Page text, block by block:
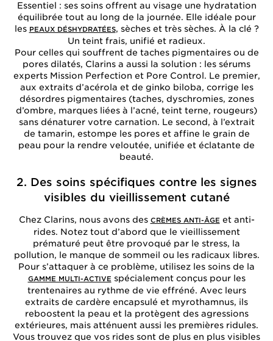
Essentiel : ses soins offrent au visage une hydratation
équilibrée tout au long de la journée. Elle idéale pour
les PEAUX DÉSHYDRATÉES, sèches et très sèches. À la clé ?
Un teint frais, unifié et radieux.
Pour celles qui souffrent de taches pigmentaires ou de
pores dilatés, Clarins a aussi la solution : les sérums
experts Mission Perfection et Pore Control. Le premier,
aux extraits d’acérola et de ginko biloba, corrige les
désordres pigmentaires (taches, dyschromies, zones
d’ombre, marques liées à l’acné, teint terne, rougeurs)
sans dénaturer votre carnation. Le second, à l’extrait
de tamarin, estompe les pores et affine le grain de
peau pour la rendre veloutée, unifiée et éclatante de
beauté.
2. Des soins spécifiques contre les signes
visibles du vieillissement cutané
Chez Clarins, nous avons des CRÈMES ANTI-ÂGE et anti-
rides. Notez tout d’abord que le vieillissement
prématuré peut être provoqué par le stress, la
pollution, le manque de sommeil ou les radicaux libres.
Pour s’attaquer à ce problème, utilisez les soins de la
GAMME MULTI-ACTIVE spécialement conçus pour les
trentenaires au rythme de vie effréné. Avec leurs
extraits de cardère encapsulé et myrothamnus, ils
reboostent la peau et la protègent des agressions
extérieures, mais atténuent aussi les premières ridules.
Vous trouvez que vos rides sont de plus en plus visibles